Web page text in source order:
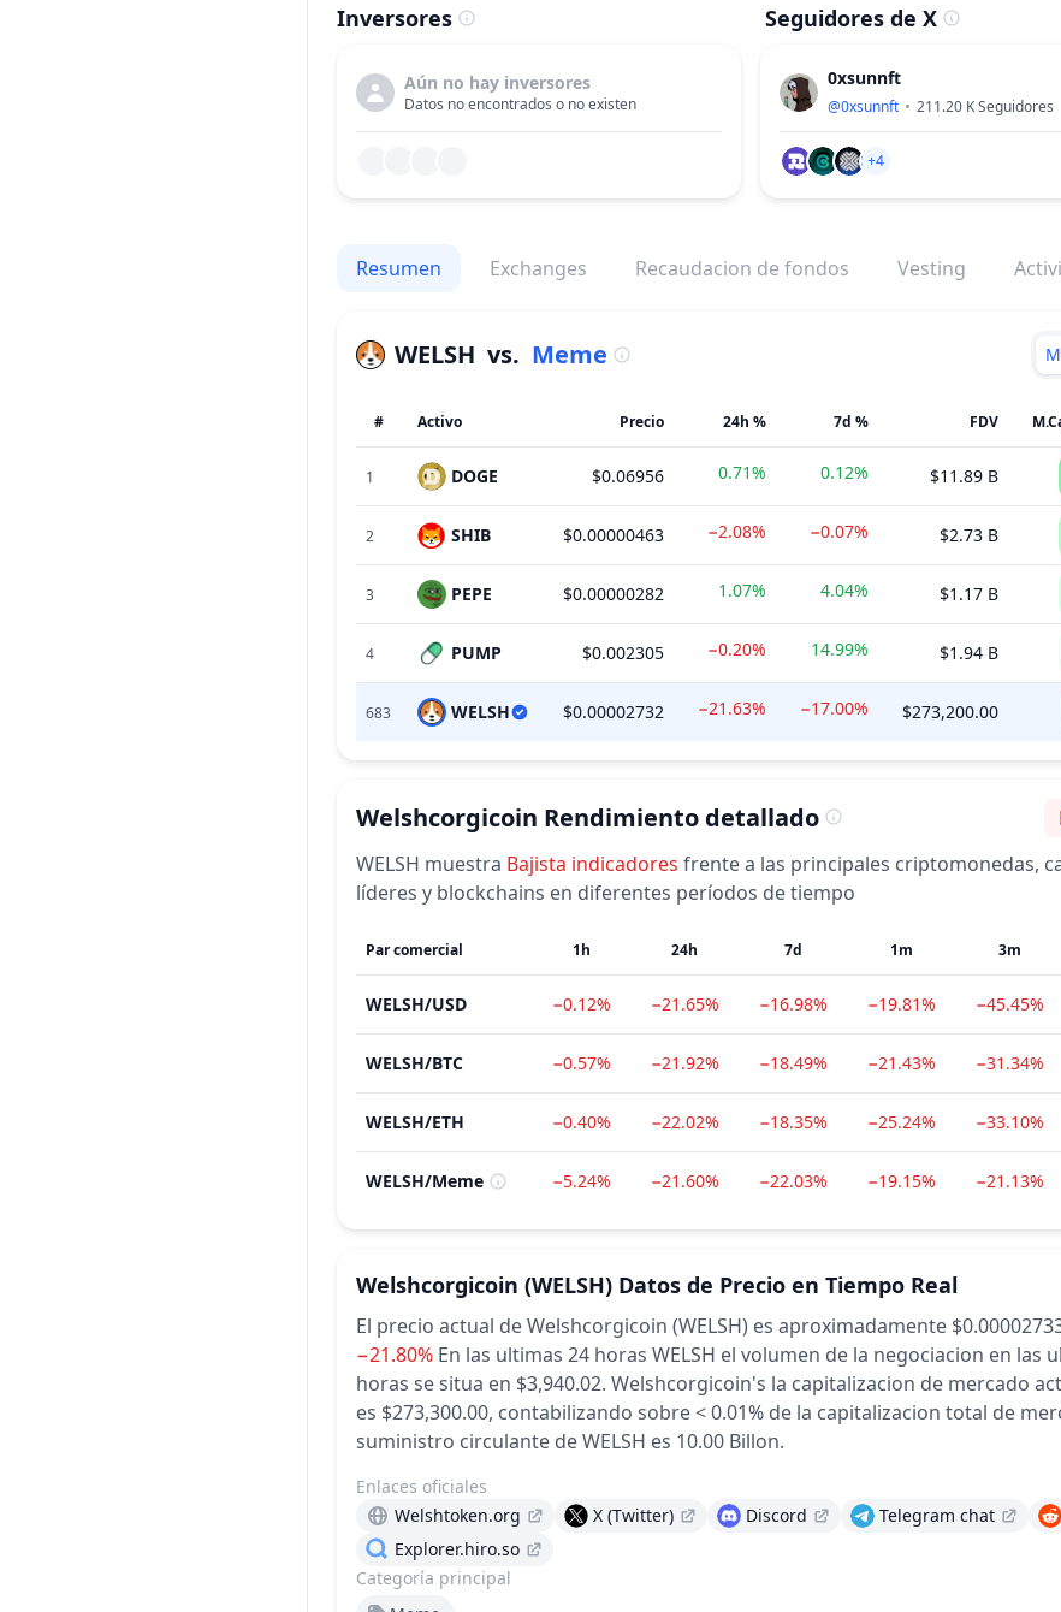
Inversores
Aún no hay inversores
Datos no encontrados o no existen
Seguidores de X
0xsunnft
@0xsunnft 211.20 KSeguidores
+4
Resumen Exchanges Recaudacion de fondos Vesting
WELSH vs. Meme
# Activo Precio 24h % 7d % FDV
1 DOGE $0.06956 0.71% 0.12% $11.89 B
2 SHIB $0.00000463 −2.08% −0.07% $2.73 B
3 PEPE $0.00000282 1.07% 4.04% $1.17 B
4 PUMP $0.002305 −0.20% 14.99% $1.94 B
683 WELSH $0.00002732 −21.63% −17.00% $273,200.00
Welshcorgicoin Rendimiento detallado
WELSH muestra Bajista indicadores frente a las principales criptomonedas,
líderes y blockchains en diferentes períodos de tiempo
Par comercial 1h 24h 7d 1m 3m
WELSH/USD −0.12% −21.65% −16.98% −19.81% −45.45%
WELSH/BTC −0.57% −21.92% −18.49% −21.43% −31.34%
WELSH/ETH −0.40% −22.02% −18.35% −25.24% −33.10%
WELSH/Meme −5.24% −21.60% −22.03% −19.15% −21.13%
Welshcorgicoin (WELSH) Datos de Precio en Tiempo Real
El precio actual de Welshcorgicoin (WELSH) es aproximadamente
−21.80% En las ultimas 24 horas WELSH el volumen de la negociacion en las
horas se situa en $3,940.02. Welshcorgicoin's la capitalizacion de mercado
es $273,300.00, contabilizando sobre < 0.01% de la capitalizacion total de
suministro circulante de WELSH es 10.00 Billon.
Categoría principal
Enlaces oficiales
Welshtoken.org
X (Twitter) Discord Telegram chat
Explorer.hiro.so